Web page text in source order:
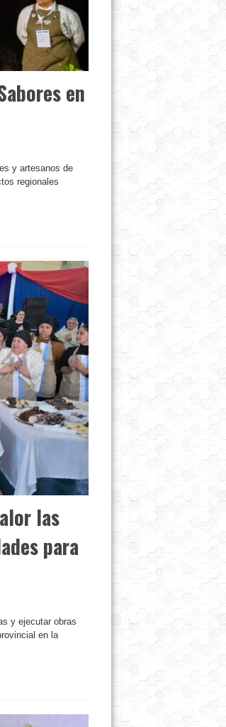
en
y artesanos de
regionales
las
para
y ejecutar obras
en la